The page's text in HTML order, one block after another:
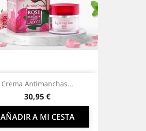
Crema Antimanchas...
Precio
30,95 €
AÑADIR A MI CESTA